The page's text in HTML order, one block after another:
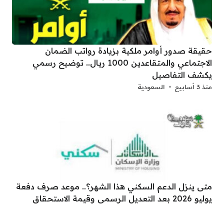
حقيقة صدور أوامر ملكية بزيادة رواتب الضمان
الاجتماعي والمتقاعدين 1000 ريال.. توضيح رسمي
يكشف التفاصيل
منذ 3 أسابيع السعودية
متى ينزل الدعم السكني هذا الشهر؟.. موعد صرف دفعة
يوليو 2026 بعد التعديل الرسمي وقيمة الاستحقاق